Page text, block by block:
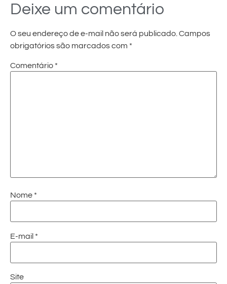
Deixe um comentário
O seu endereço de e-mail não será publicado. Campos
obrigatórios são marcados com *
Comentário *
Nome *
E-mail *
Site